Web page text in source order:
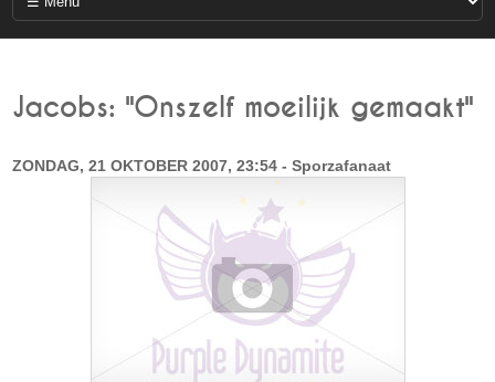
Jacobs: "Onszelf moeilijk gemaakt"
ZONDAG, 21 OKTOBER 2007, 23:54 - Sporzafanaat